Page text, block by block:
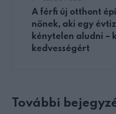
A férfi új otthont
nőnek, aki egy
kénytelen aludni –
kedvességért
További